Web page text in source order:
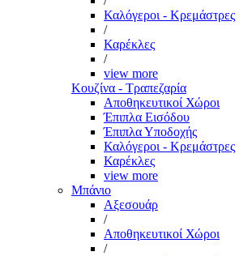
Καλόγεροι - Κρεμάστρες
/
Καρέκλες
/
view more
Κουζίνα - Τραπεζαρία
Αποθηκευτικοί Χώροι
Έπιπλα Εισόδου
Έπιπλα Υποδοχής
Καλόγεροι - Κρεμάστρες
Καρέκλες
view more
Μπάνιο
Αξεσουάρ
/
Αποθηκευτικοί Χώροι
/